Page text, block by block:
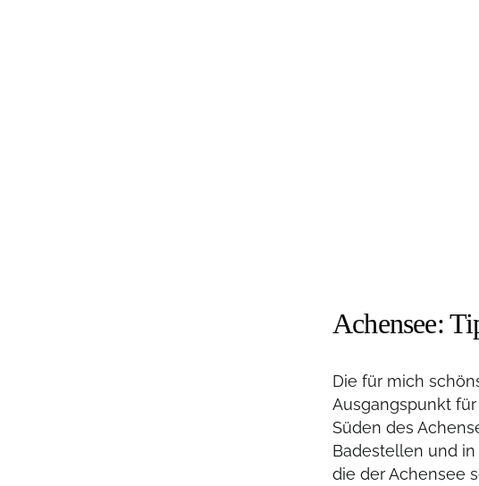
Achensee:
Die für mich
Ausgangspunkt
Süden des
Badestellen und
die der Achensee